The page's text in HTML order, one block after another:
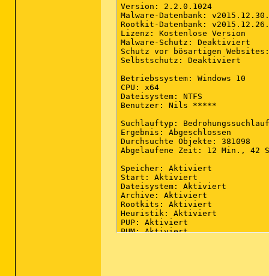
Version: 2.2.0.1024
Malware-Datenbank:
Rootkit-Datenbank:
Lizenz: Kostenlose Version
Malware-Schutz: Deaktiviert
Schutz vor bösartigen
Selbstschutz: Deaktiviert
Betriebssystem: Windows 10
CPU: x64
Dateisystem: NTFS
Benutzer: Nils *****
Suchlauftyp: Bedrohungssuchlauf
Ergebnis: Abgeschlossen
Durchsuchte Objekte: 381098
Abgelaufene Zeit: 12 Min., 42
Speicher: Aktiviert
Start: Aktiviert
Dateisystem: Aktiviert
Archive: Aktiviert
Rootkits: Aktiviert
Heuristik: Aktiviert
PUP: Aktiviert
PUM: Aktiviert